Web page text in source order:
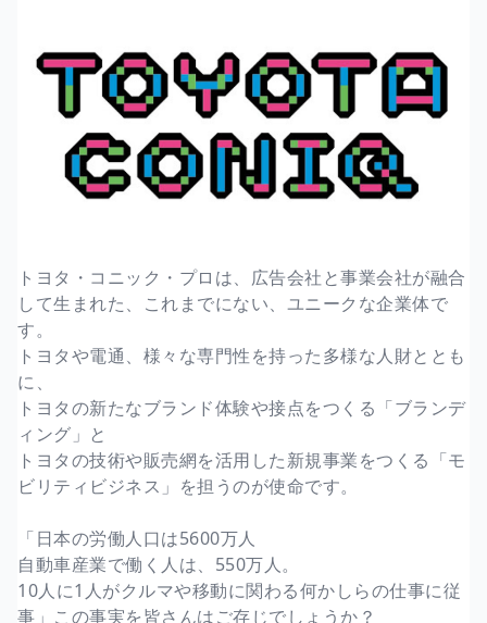
トヨタ・コニック・プロは、広告会社と事業会社が融合
して生まれた、これまでにない、ユニークな企業体で
す。
トヨタや電通、様々な専門性を持った多様な人財ととも
に、
トヨタの新たなブランド体験や接点をつくる「ブランデ
ィング」と
トヨタの技術や販売網を活用した新規事業をつくる「モ
ビリティビジネス」を担うのが使命です。
「日本の労働人口は5600万人
自動車産業で働く人は、550万人。
10人に1人がクルマや移動に関わる何かしらの仕事に従
事」この事実を皆さんはご存じでしょうか？